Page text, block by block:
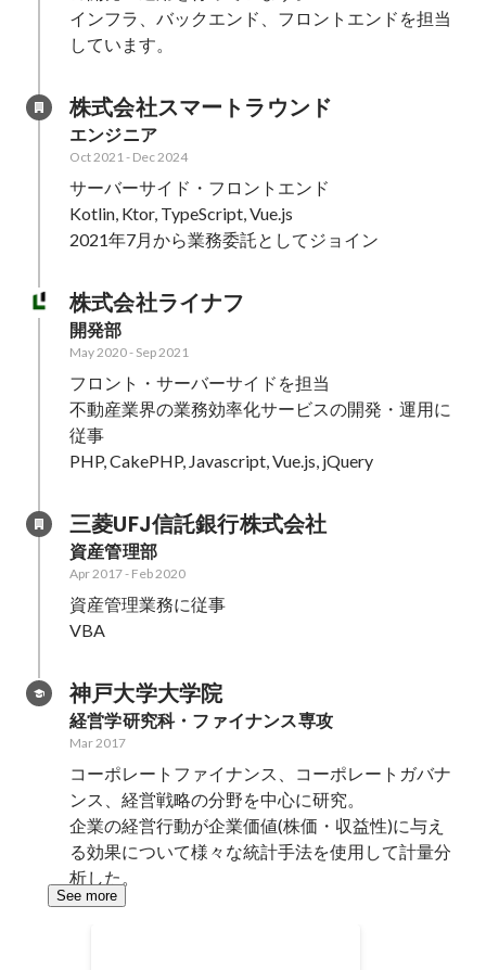
インフラ、バックエンド、フロントエンドを担当
しています。
株式会社スマートラウンド
エンジニア
Oct 2021- Dec 2024
サーバーサイド・フロントエンド
Kotlin, Ktor, TypeScript, Vue.js
2021年7月から業務委託としてジョイン
株式会社ライナフ
開発部
May 2020- Sep 2021
フロント・サーバーサイドを担当
不動産業界の業務効率化サービスの開発・運用に
従事
PHP, CakePHP, Javascript, Vue.js, jQuery
三菱UFJ信託銀行株式会社
資産管理部
Apr 2017- Feb 2020
資産管理業務に従事
VBA
神戸大学大学院
経営学研究科・ファイナンス専攻
Mar 2017
コーポレートファイナンス、コーポレートガバナ
ンス、経営戦略の分野を中心に研究。
企業の経営行動が企業価値(株価・収益性)に与え
る効果について様々な統計手法を使用して計量分
析した。
See more